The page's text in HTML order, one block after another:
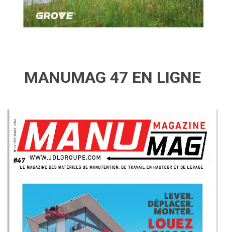
MANUMAG 47 EN LIGNE